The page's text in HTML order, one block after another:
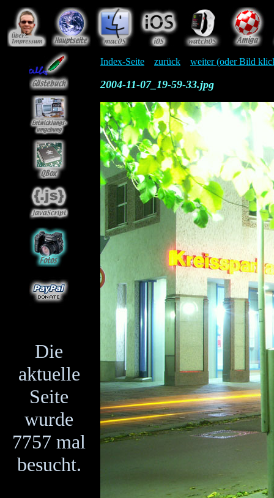
Die
aktuelle
Seite
wurde
7757 mal
besucht.
Index-Seite zurück weiter (oder Bild
2004-11-07_19-59-33.jpg